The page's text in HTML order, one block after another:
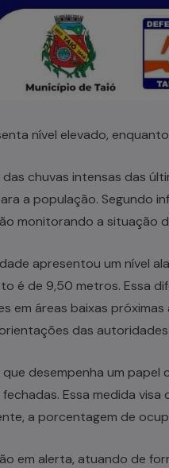
nível elevado,
chuvas intensas das
a população. Segundo
monitorando a situação
apresentou um nível
é de 9,50 metros. Essa
em áreas baixas
das autoridades
desempenha um
Essa medida visa
a porcentagem de
em alerta, atuando de